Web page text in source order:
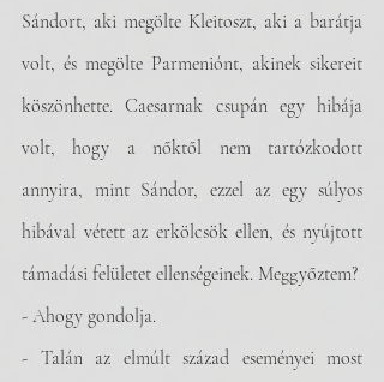
Sándort, aki megölte Kleitoszt, aki a barátja
volt, és megölte Parmeniónt, akinek sikereit
köszönhette. Caesarnak csupán egy hibája
volt, hogy a nőktől nem tartózkodott
annyira, mint Sándor, ezzel az egy súlyos
hibával vétett az erkölcsök ellen, és nyújtott
támadási felületet ellenségeinek. Meggyőztem?
- Ahogy gondolja.
- Talán az elmúlt század eseményei most